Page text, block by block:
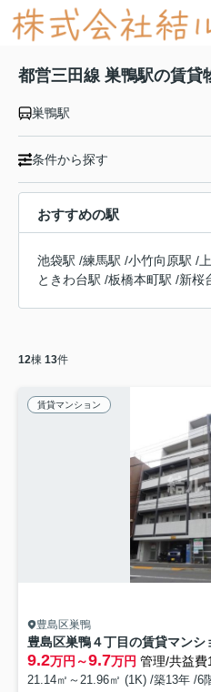
都営三田線 巣鴨駅の賃貸
巣鴨駅
条件から探す
おすすめの駅
池袋駅 /練馬駅 /小竹向原駅 /
ときわ台駅 /板橋本町駅 /新桜
12棟 13件
賃貸マンション
豊島区巣鴨
豊島区巣鴨４丁目の賃貸マンシ
9.2万円～9.7万円 管理/共益
21.14㎡～21.96㎡ (1K) /築13年 /6